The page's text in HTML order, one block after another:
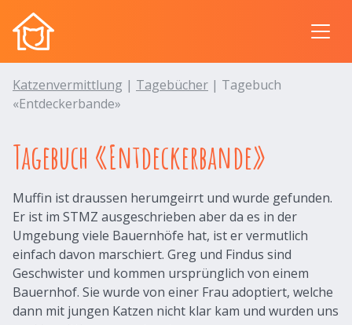
Katzenvermittlung | Tagebücher | Tagebuch
«Entdeckerbande»
Tagebuch «Entdeckerbande»
Muffin ist draussen herumgeirrt und wurde gefunden.
Er ist im STMZ ausgeschrieben aber da es in der
Umgebung viele Bauernhöfe hat, ist er vermutlich
einfach davon marschiert. Greg und Findus sind
Geschwister und kommen ursprünglich von einem
Bauernhof. Sie wurde von einer Frau adoptiert, welche
dann mit jungen Katzen nicht klar kam und wurden uns